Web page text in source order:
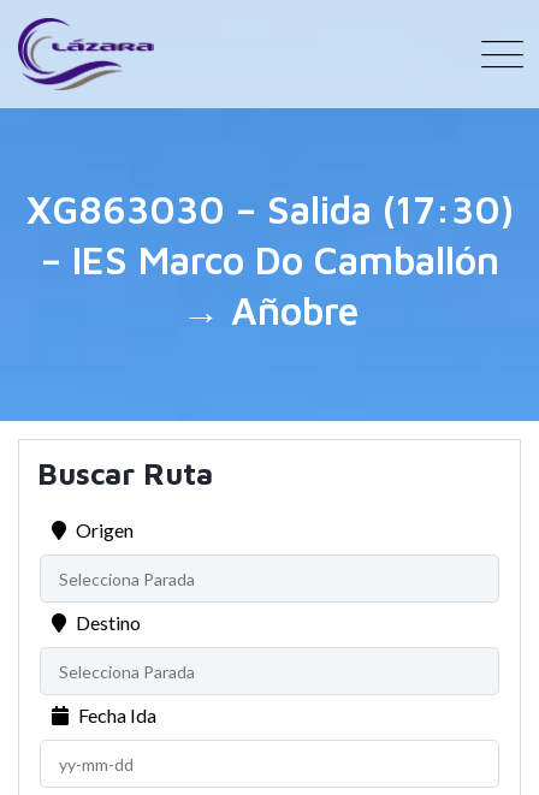
XG863030 – Salida (17:30)
– IES Marco Do Camballón
→ Añobre
Buscar Ruta
Origen
Destino
Fecha Ida